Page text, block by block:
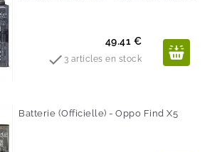
Prix
49.41 €
 3 articles en stock
Batterie (Officielle) - Oppo Find X5